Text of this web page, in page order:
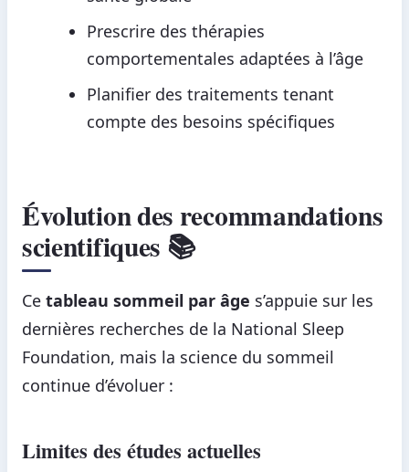
Prescrire des thérapies
comportementales adaptées à l’âge
Planifier des traitements tenant
compte des besoins spécifiques
Évolution des recommandations
scientifiques 📚
Ce tableau sommeil par âge s’appuie sur les
dernières recherches de la National Sleep
Foundation, mais la science du sommeil
continue d’évoluer :
Limites des études actuelles